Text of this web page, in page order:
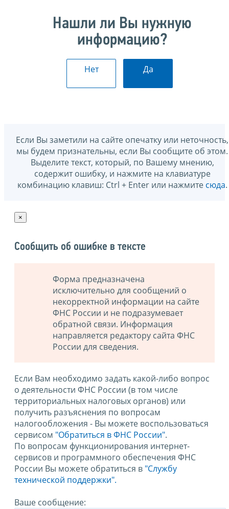
Нашли ли Вы нужную
информацию?
Нет Да
Если Вы заметили на сайте опечатку или неточность,
мы будем признательны, если Вы сообщите об этом.
Выделите текст, который, по Вашему мнению,
содержит ошибку, и нажмите на клавиатуре
комбинацию клавиш: Ctrl + Enter или нажмите сюда.
×
Сообщить об ошибке в тексте
Форма предназначена
исключительно для сообщений о
некорректной информации на сайте
ФНС России и не подразумевает
обратной связи. Информация
направляется редактору сайта ФНС
России для сведения.
Если Вам необходимо задать какой-либо вопрос
о деятельности ФНС России (в том числе
территориальных налоговых органов) или
получить разъяснения по вопросам
налогообложения - Вы можете воспользоваться
сервисом "Обратиться в ФНС России".
По вопросам функционирования интернет-
сервисов и программного обеспечения ФНС
России Вы можете обратиться в "Службу
технической поддержки".
Ваше сообщение: